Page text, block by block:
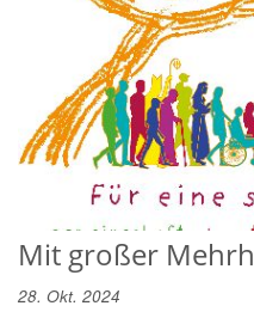
Mit großer
28. Okt. 2024